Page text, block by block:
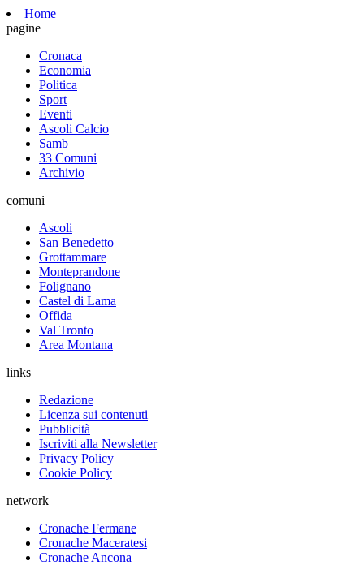
Home
pagine
Cronaca
Economia
Politica
Sport
Eventi
Ascoli Calcio
Samb
33 Comuni
Archivio
comuni
Ascoli
San Benedetto
Grottammare
Monteprandone
Folignano
Castel di Lama
Offida
Val Tronto
Area Montana
links
Redazione
Licenza sui contenuti
Pubblicità
Iscriviti alla Newsletter
Privacy Policy
Cookie Policy
network
Cronache Fermane
Cronache Maceratesi
Cronache Ancona